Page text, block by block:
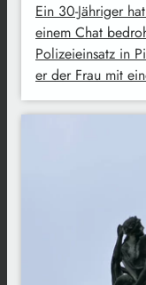
Ein 30-Jähriger
einem Chat
Polizeieinsatz in
er der Frau mit